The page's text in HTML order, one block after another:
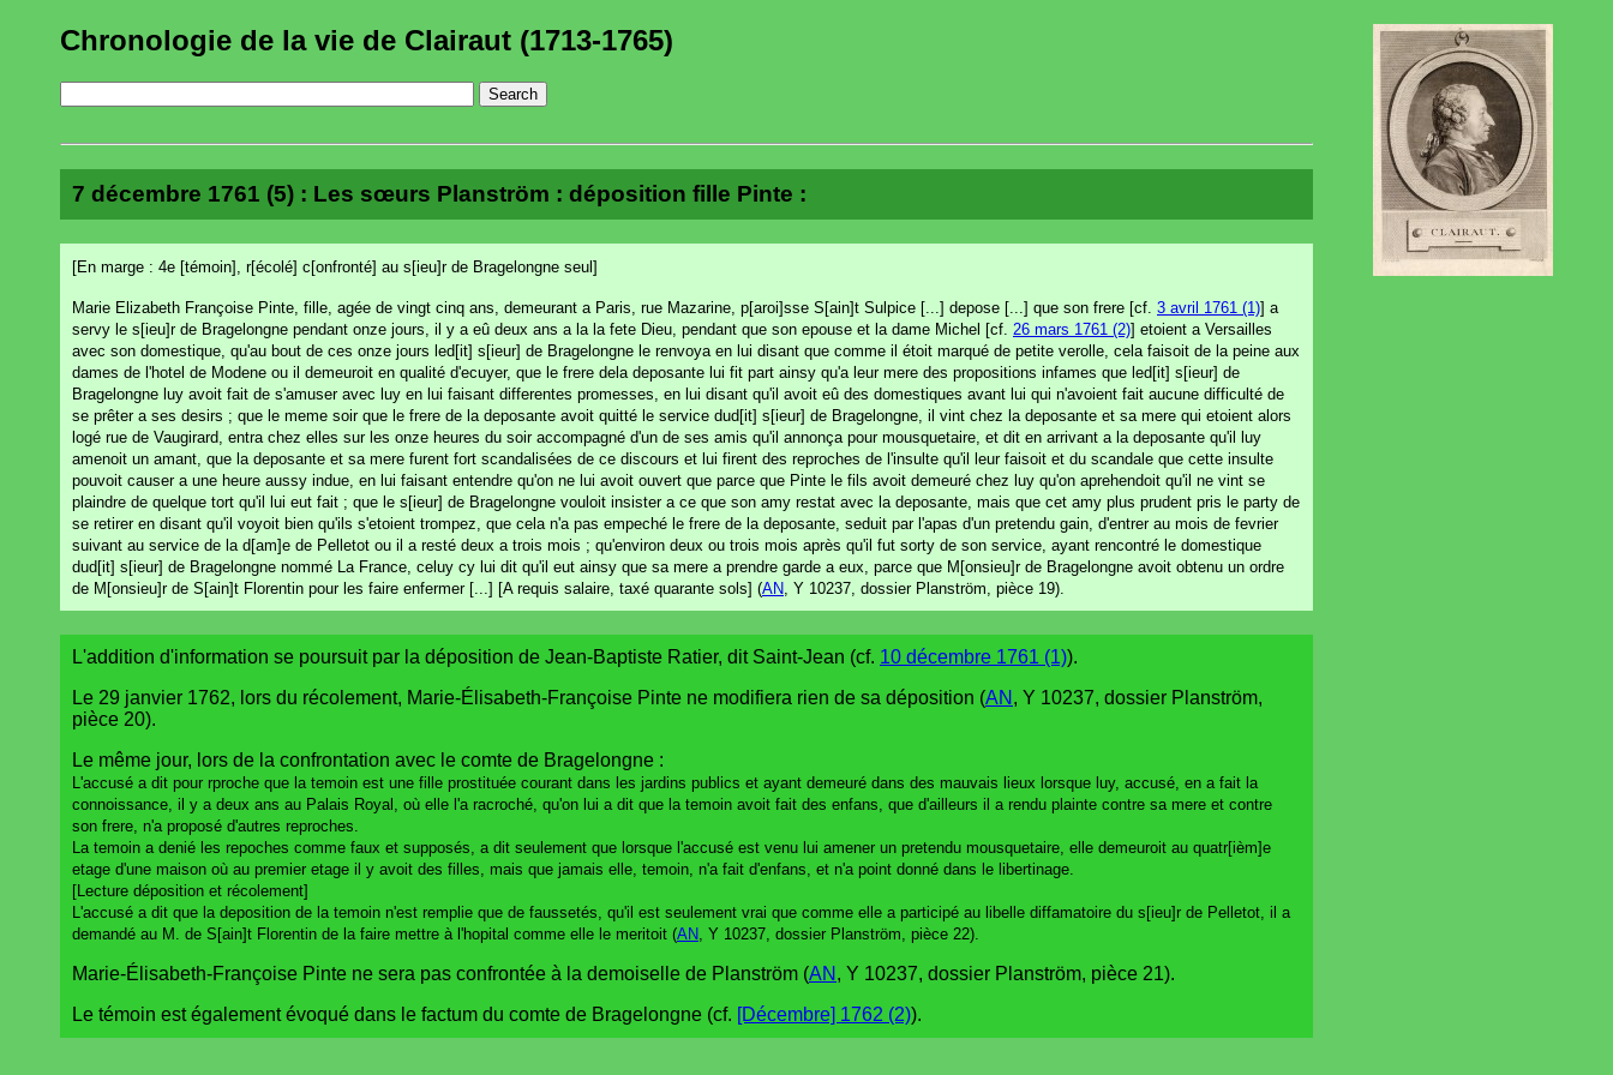
Chronologie de la vie de Clairaut (1713-1765)
7 décembre 1761 (5) : Les sœurs Planström : déposition fille Pinte :
[En marge : 4e [témoin], r[écolé] c[onfronté] au s[ieu]r de Bragelongne seul]
Marie Elizabeth Françoise Pinte, fille, agée de vingt cinq ans, demeurant a Paris, rue Mazarine, p[aroi]sse S[ain]t Sulpice [...] depose [...] que son frere [cf. 3 avril 1761 (1)] a
servy le s[ieu]r de Bragelongne pendant onze jours, il y a eû deux ans a la la fete Dieu, pendant que son epouse et la dame Michel [cf. 26 mars 1761 (2)] etoient a Versailles
avec son domestique, qu'au bout de ces onze jours led[it] s[ieur] de Bragelongne le renvoya en lui disant que comme il étoit marqué de petite verolle, cela faisoit de la peine aux
dames de l'hotel de Modene ou il demeuroit en qualité d'ecuyer, que le frere dela deposante lui fit part ainsy qu'a leur mere des propositions infames que led[it] s[ieur] de
Bragelongne luy avoit fait de s'amuser avec luy en lui faisant differentes promesses, en lui disant qu'il avoit eû des domestiques avant lui qui n'avoient fait aucune difficulté de
se prêter a ses desirs ; que le meme soir que le frere de la deposante avoit quitté le service dud[it] s[ieur] de Bragelongne, il vint chez la deposante et sa mere qui etoient alors
logé rue de Vaugirard, entra chez elles sur les onze heures du soir accompagné d'un de ses amis qu'il annonça pour mousquetaire, et dit en arrivant a la deposante qu'il luy
amenoit un amant, que la deposante et sa mere furent fort scandalisées de ce discours et lui firent des reproches de l'insulte qu'il leur faisoit et du scandale que cette insulte
pouvoit causer a une heure aussy indue, en lui faisant entendre qu'on ne lui avoit ouvert que parce que Pinte le fils avoit demeuré chez luy qu'on aprehendoit qu'il ne vint se
plaindre de quelque tort qu'il lui eut fait ; que le s[ieur] de Bragelongne vouloit insister a ce que son amy restat avec la deposante, mais que cet amy plus prudent pris le party de
se retirer en disant qu'il voyoit bien qu'ils s'etoient trompez, que cela n'a pas empeché le frere de la deposante, seduit par l'apas d'un pretendu gain, d'entrer au mois de fevrier
suivant au service de la d[am]e de Pelletot ou il a resté deux a trois mois ; qu'environ deux ou trois mois après qu'il fut sorty de son service, ayant rencontré le domestique
dud[it] s[ieur] de Bragelongne nommé La France, celuy cy lui dit qu'il eut ainsy que sa mere a prendre garde a eux, parce que M[onsieu]r de Bragelongne avoit obtenu un ordre
de M[onsieu]r de S[ain]t Florentin pour les faire enfermer [...] [A requis salaire, taxé quarante sols] (AN , Y 10237, dossier Planström, pièce 19).
L'addition d'information se poursuit par la déposition de Jean-Baptiste Ratier, dit Saint-Jean (cf. 10 décembre 1761 (1)).
Le 29 janvier 1762, lors du récolement, Marie-Élisabeth-Françoise Pinte ne modifiera rien de sa déposition (AN , Y 10237, dossier Planström,
pièce 20).
Le même jour, lors de la confrontation avec le comte de Bragelongne :
L'accusé a dit pour rproche que la temoin est une fille prostituée courant dans les jardins publics et ayant demeuré dans des mauvais lieux lorsque luy, accusé, en a fait la
connoissance, il y a deux ans au Palais Royal, où elle l'a racroché, qu'on lui a dit que la temoin avoit fait des enfans, que d'ailleurs il a rendu plainte contre sa mere et contre
son frere, n'a proposé d'autres reproches.
La temoin a denié les repoches comme faux et supposés, a dit seulement que lorsque l'accusé est venu lui amener un pretendu mousquetaire, elle demeuroit au quatr[ièm]e
etage d'une maison où au premier etage il y avoit des filles, mais que jamais elle, temoin, n'a fait d'enfans, et n'a point donné dans le libertinage.
[Lecture déposition et récolement]
L'accusé a dit que la deposition de la temoin n'est remplie que de faussetés, qu'il est seulement vrai que comme elle a participé au libelle diffamatoire du s[ieu]r de Pelletot, il a
demandé au M. de S[ain]t Florentin de la faire mettre à l'hopital comme elle le meritoit (AN , Y 10237, dossier Planström, pièce 22).
Marie-Élisabeth-Françoise Pinte ne sera pas confrontée à la demoiselle de Planström (AN , Y 10237, dossier Planström, pièce 21).
Le témoin est également évoqué dans le factum du comte de Bragelongne (cf. [Décembre] 1762 (2)).